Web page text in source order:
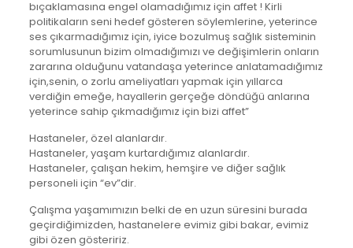
bıçaklamasına engel olamadığımız için affet ! Kirli
politikaların seni hedef gösteren söylemlerine, yeterince
ses çıkarmadığımız için, iyice bozulmuş sağlık sisteminin
sorumlusunun bizim olmadığımızı ve değişimlerin onların
zararına olduğunu vatandaşa yeterince anlatamadığımız
için,senin, o zorlu ameliyatları yapmak için yıllarca
verdiğin emeğe, hayallerin gerçeğe döndüğü anlarına
yeterince sahip çıkmadığımız için bizi affet”
Hastaneler, özel alanlardır.
Hastaneler, yaşam kurtardığımız alanlardır.
Hastaneler, çalışan hekim, hemşire ve diğer sağlık
personeli için “ev”dir.
Çalışma yaşamımızın belki de en uzun süresini burada
geçirdiğimizden, hastanelere evimiz gibi bakar, evimiz
gibi özen gösteririz.